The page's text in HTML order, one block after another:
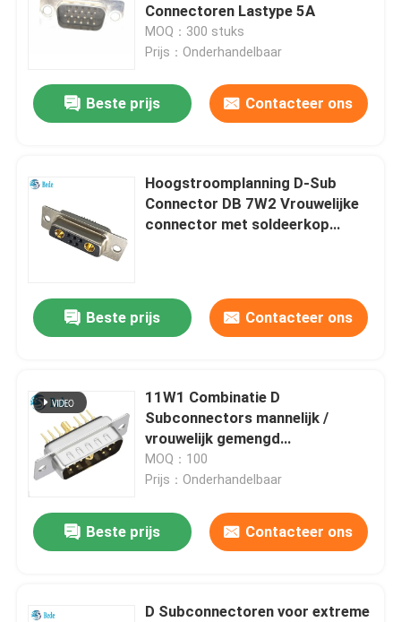
Connectoren Lastype 5A
MOQ：300 stuks
Prijs：Onderhandelbaar
Beste prijs Contacteer ons
Hoogstroomplanning D-Sub
Connector DB 7W2 Vrouwelijke
connector met soldeerkop
Beste prijs Contacteer ons
11W1 Combinatie D
Subconnectors mannelijk /
vrouwelijk gemengd
hoogstroom- en coaxieel signaal
MOQ：100
Prijs：Onderhandelbaar
Beste prijs Contacteer ons
D Subconnectoren voor extreme